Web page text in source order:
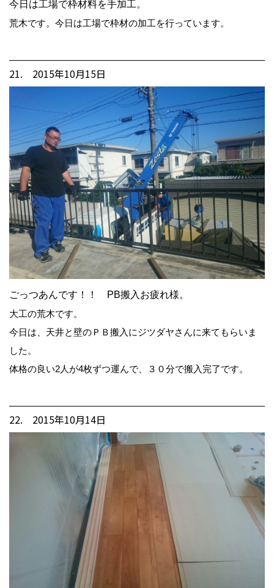
今日は工場で枠材料を手加工。
荒木です。今日は工場で枠材の加工を行っています。
21. 2015年10月15日
ごっつあんです！！ PB搬入お疲れ様。
大工の荒木です。
今日は、天井と壁のＰＢ搬入にジツダヤさんに来てもらいま
した。
体格の良い2人が4枚ずつ運んで、３０分で搬入完了です。
22. 2015年10月14日